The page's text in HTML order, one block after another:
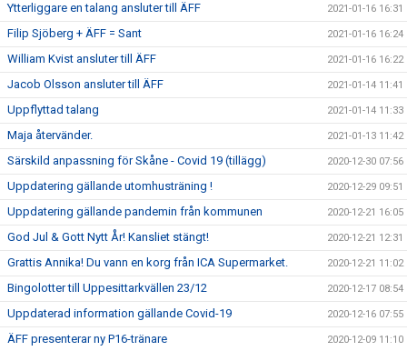
Ytterliggare en talang ansluter till ÄFF 2021-01-16 16:31
Filip Sjöberg + ÄFF = Sant 2021-01-16 16:24
William Kvist ansluter till ÄFF 2021-01-16 16:22
Jacob Olsson ansluter till ÄFF 2021-01-14 11:41
Uppflyttad talang 2021-01-14 11:33
Maja återvänder. 2021-01-13 11:42
Särskild anpassning för Skåne - Covid 19 (tillägg) 2020-12-30 07:56
Uppdatering gällande utomhusträning ! 2020-12-29 09:51
Uppdatering gällande pandemin från kommunen 2020-12-21 16:05
God Jul & Gott Nytt År! Kansliet stängt! 2020-12-21 12:31
Grattis Annika! Du vann en korg från ICA Supermarket. 2020-12-21 11:02
Bingolotter till Uppesittarkvällen 23/12 2020-12-17 08:54
Uppdaterad information gällande Covid-19 2020-12-16 07:55
ÄFF presenterar ny P16-tränare 2020-12-09 11:10